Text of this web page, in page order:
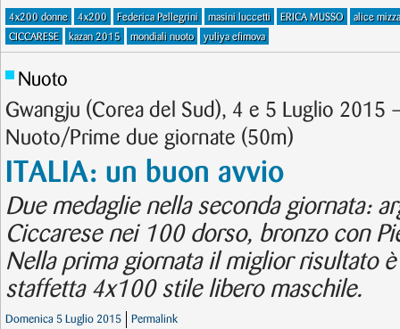
4x200 donne 4x200 Federica Pellegrini masini luccetti ERICA MUSSO
alice
CICCARESE
kazan 2015 mondiali nuoto yuliya efimova
Nuoto
Gwangju (Corea del Sud), 4 e 5 Luglio 2015
Nuoto/Prime due giornate (50m)
ITALIA: un buon avvio
Due medaglie nella seconda giornata:
Ciccarese nei 100 dorso, bronzo con
Nella prima giornata il miglior risultato
staffetta 4x100 stile libero maschile.
Domenica 5 Luglio 2015 Permalink